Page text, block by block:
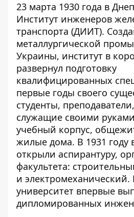
23 марта 1930 года в
Институт инженеров
транспорта (ДИИТ).
металлургической
Украины, институт в
развернул подготовку
квалифицированных
первые годы своего
студенты,
служащие своими
учебный корпус,
жилые дома. В 1931 году
открыли аспирантуру,
факультета:
и электромеханический.
университет впервые
дипломированных